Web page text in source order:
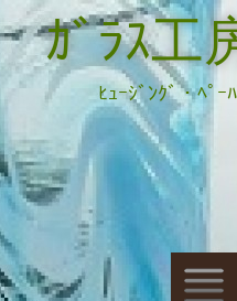
ｶﾞﾗｽ工
ﾋｭｰｼﾞﾝｸﾞ・ﾍﾟ